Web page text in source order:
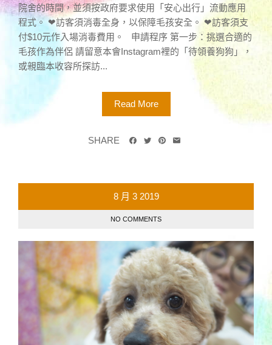
院舍的時間，並須按政府要求使用「安心出行」流動應用
程式。 ❤訪客須消毒全身，以保障毛孩安全。 ❤訪客須支
付$10元作入場消毒費用。 申請程序 第一步：挑選合適的
毛孩作為伴侶 請留意本會Instagram裡的「待領養狗狗」，
或親臨本收容所探訪...
Read More
SHARE
8 月 3 2019
NO COMMENTS